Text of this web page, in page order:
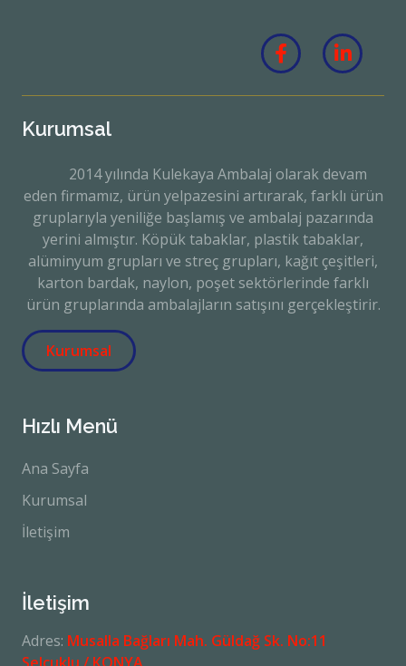
Kurumsal
2014 yılında Kulekaya Ambalaj olarak devam
eden firmamız, ürün yelpazesini artırarak, farklı ürün
gruplarıyla yeniliğe başlamış ve ambalaj pazarında
yerini almıştır. Köpük tabaklar, plastik tabaklar,
alüminyum grupları ve streç grupları, kağıt çeşitleri,
karton bardak, naylon, poşet sektörlerinde farklı
ürün gruplarında ambalajların satışını gerçekleştirir.
Kurumsal
Hızlı Menü
Ana Sayfa
Kurumsal
İletişim
İletişim
Adres: Musalla Bağları Mah. Güldağ Sk. No:11